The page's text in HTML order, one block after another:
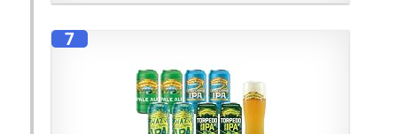
7